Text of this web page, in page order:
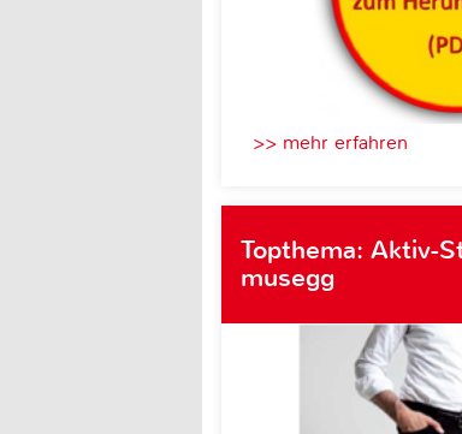
>> mehr erfahren
Topthema: Aktiv-
musegg